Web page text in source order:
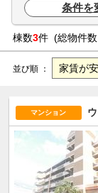
条件を
棟数3件 (総物件数
並び順 ：
マンション